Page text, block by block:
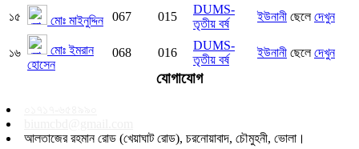
১৫ মোঃ মাইনুদ্দিন 067 015
DUMS-
তৃতীয় বর্ষ
ইউনানী ছেলে দেখুন
১৬
মোঃ ইমরান
হোসেন
068 016
DUMS-
তৃতীয় বর্ষ
ইউনানী ছেলে দেখুন
যোগাযোগ
আলতাজের রহমান রোড (খেয়াঘাট রোড), চরনোয়াবাদ, চৌমুহনী, ভোলা।